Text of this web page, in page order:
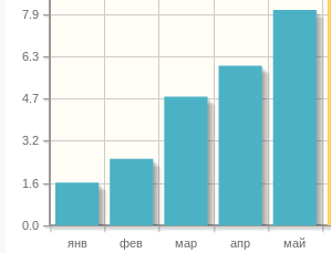
янв фев мар апр май
0.0
1.6
3.2
4.7
6.3
7.9